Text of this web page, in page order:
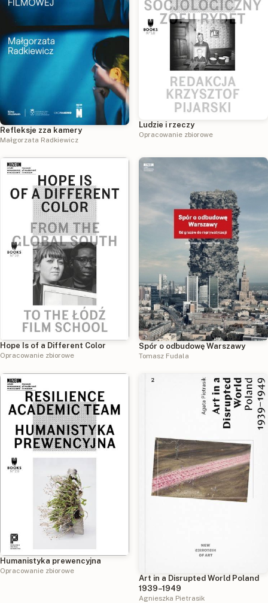
Refleksje zza kamery
Małgorzata Radkiewicz
Ludzie i rzeczy
Opracowanie zbiorowe
Hope Is of a Different Color
Opracowanie zbiorowe
Spór o odbudowę Warszawy
Tomasz Fudala
Humanistyka prewencyjna
Opracowanie zbiorowe
Art in a Disrupted World Poland
1939–1949
Agnieszka Pietrasik